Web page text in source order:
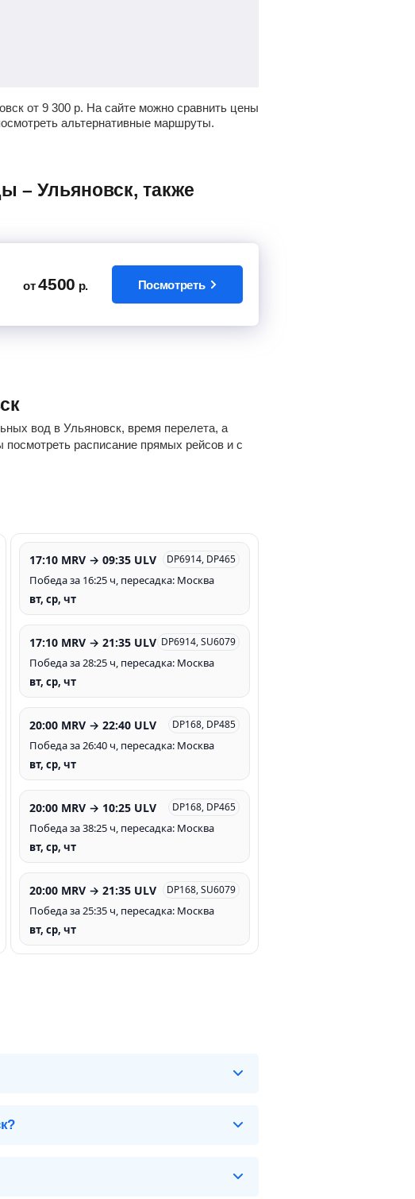
от 9 300 р. На сайте можно сравнить цены
альтернативные маршруты.
от 4500 р. Посмотреть
вод в Ульяновск, время перелета, а
посмотреть расписание прямых рейсов и с
17:10 MRV → 09:35 ULV DP6914, DP465
Победа за 16:25 ч, пересадка: Москва
вт, ср, чт
17:10 MRV → 21:35 ULV DP6914, SU6079
Победа за 28:25 ч, пересадка: Москва
вт, ср, чт
20:00 MRV → 22:40 ULV DP168, DP485
Победа за 26:40 ч, пересадка: Москва
вт, ср, чт
20:00 MRV → 10:25 ULV DP168, DP465
Победа за 38:25 ч, пересадка: Москва
вт, ср, чт
20:00 MRV → 21:35 ULV DP168, SU6079
Победа за 25:35 ч, пересадка: Москва
вт, ср, чт